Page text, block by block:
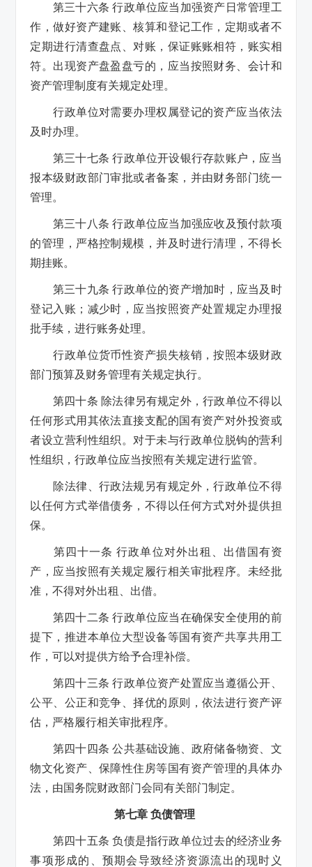
第三十六条 行政单位应当加强资产日常管理工
作，做好资产建账、核算和登记工作，定期或者不
定期进行清查盘点、对账，保证账账相符，账实相
符。出现资产盘盈盘亏的，应当按照财务、会计和
资产管理制度有关规定处理。
行政单位对需要办理权属登记的资产应当依法
及时办理。
第三十七条 行政单位开设银行存款账户，应当
报本级财政部门审批或者备案，并由财务部门统一
管理。
第三十八条 行政单位应当加强应收及预付款项
的管理，严格控制规模，并及时进行清理，不得长
期挂账。
第三十九条 行政单位的资产增加时，应当及时
登记入账；减少时，应当按照资产处置规定办理报
批手续，进行账务处理。
行政单位货币性资产损失核销，按照本级财政
部门预算及财务管理有关规定执行。
第四十条 除法律另有规定外，行政单位不得以
任何形式用其依法直接支配的国有资产对外投资或
者设立营利性组织。对于未与行政单位脱钩的营利
性组织，行政单位应当按照有关规定进行监管。
除法律、行政法规另有规定外，行政单位不得
以任何方式举借债务，不得以任何方式对外提供担
保。
第四十一条 行政单位对外出租、出借国有资
产，应当按照有关规定履行相关审批程序。未经批
准，不得对外出租、出借。
第四十二条 行政单位应当在确保安全使用的前
提下，推进本单位大型设备等国有资产共享共用工
作，可以对提供方给予合理补偿。
第四十三条 行政单位资产处置应当遵循公开、
公平、公正和竞争、择优的原则，依法进行资产评
估，严格履行相关审批程序。
第四十四条 公共基础设施、政府储备物资、文
物文化资产、保障性住房等国有资产管理的具体办
法，由国务院财政部门会同有关部门制定。
第七章 负债管理
第四十五条 负债是指行政单位过去的经济业务
事项形成的、预期会导致经济资源流出的现时义